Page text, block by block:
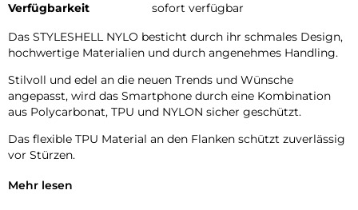
Verfügbarkeit
sofort verfügbar
Das STYLESHELL NYLO besticht durch ihr schmales Design,
hochwertige Materialien und durch angenehmes Handling.
Stilvoll und edel an die neuen Trends und Wünsche
angepasst, wird das Smartphone durch eine Kombination
aus Polycarbonat, TPU und NYLON sicher geschützt.
Das flexible TPU Material an den Flanken schützt zuverlässig
vor Stürzen.
Das Display ist durch die seitlichen Flanken geschützt.
Mehr lesen